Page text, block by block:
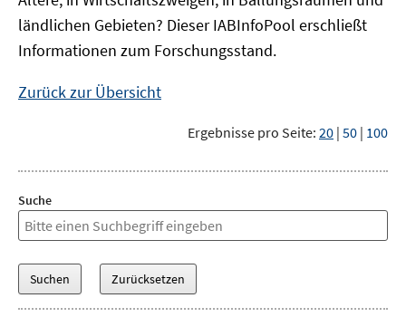
ländlichen Gebieten? DieserIABInfoPool erschließt
Informationen zum Forschungsstand.
Zurück zur Übersicht
Ergebnisse pro Seite: 20 | 50 | 100
Suche